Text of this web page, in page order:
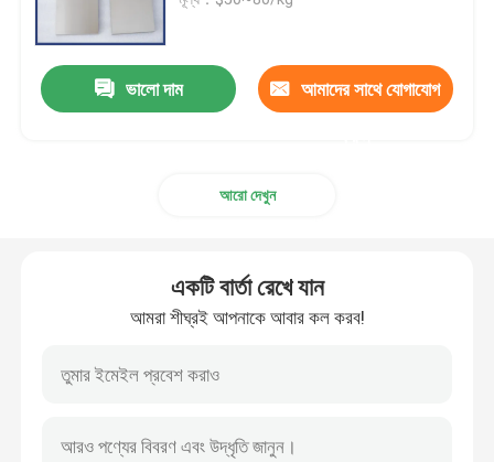
ভালো দাম আমাদের সাথে যোগাযোগ
আরো দেখুন
একটি বার্তা রেখে যান
আমরা শীঘ্রই আপনাকে আবার কল করব!